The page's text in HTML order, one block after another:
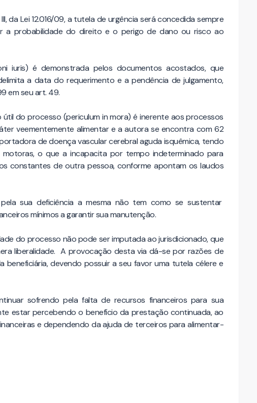
da Lei 12.016/09, a tutela de urgência será concedida sempre
a probabilidade do direito e o perigo de dano ou risco ao
iuris) é demonstrada pelos documentos acostados, que
a data do requerimento e a pendência de julgamento,
em seu art. 49.
do processo (periculum in mora) é inerente aos processos
veementemente alimentar e a autora se encontra com 62
de doença vascular cerebral aguda isquêmica, tendo
motoras, o que a incapacita por tempo indeterminado para
constantes de outra pessoa, conforme apontam os laudos
sua deficiência a mesma não tem como se sustentar
mínimos a garantir sua manutenção.
do processo não pode ser imputada ao jurisdicionado, que
liberalidade. A provocação desta via dá-se por razões de
devendo possuir a seu favor uma tutela célere e
sofrendo pela falta de recursos financeiros para sua
estar percebendo o benefício da prestação continuada, ao
e dependendo da ajuda de terceiros para alimentar-